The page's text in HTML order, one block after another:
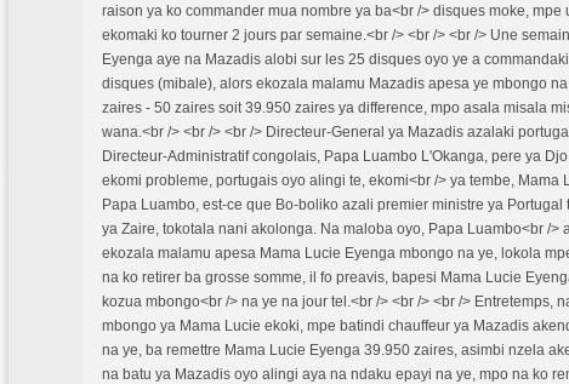
raison ya ko commander mua nombre ya ba<br /> disques moke, mpe
ekomaki ko tourner 2 jours par semaine.<br /> <br /> <br /> Une
Eyenga aye na Mazadis alobi sur les 25 disques oyo ye a
disques (mibale), alors ekozala malamu Mazadis apesa ye mbongo
zaires - 50 zaires soit 39.950 zaires ya difference, mpo asala misala
wana.<br /> <br /> <br /> Directeur-General ya Mazadis azalaki
Directeur-Administratif congolais, Papa Luambo L'Okanga, pere ya Djo
ekomi probleme, portugais oyo alingi te, ekomi<br /> ya tembe, Mama
Papa Luambo, est-ce que Bo-boliko azali premier ministre ya Portugal
ya Zaire, tokotala nani akolonga. Na maloba oyo, Papa Luambo<br />
ekozala malamu apesa Mama Lucie Eyenga mbongo na ye, lokola
na ko retirer ba grosse somme, il fo preavis, bapesi Mama Lucie
kozua mbongo<br /> na ye na jour tel.<br /> <br /> <br /> Entretemps,
mbongo ya Mama Lucie ekoki, mpe batindi chauffeur ya Mazadis
na ye, ba remettre Mama Lucie Eyenga 39.950 zaires, asimbi nzela
na batu ya Mazadis oyo alingi aya na ndaku epayi na ye, mpo na ko